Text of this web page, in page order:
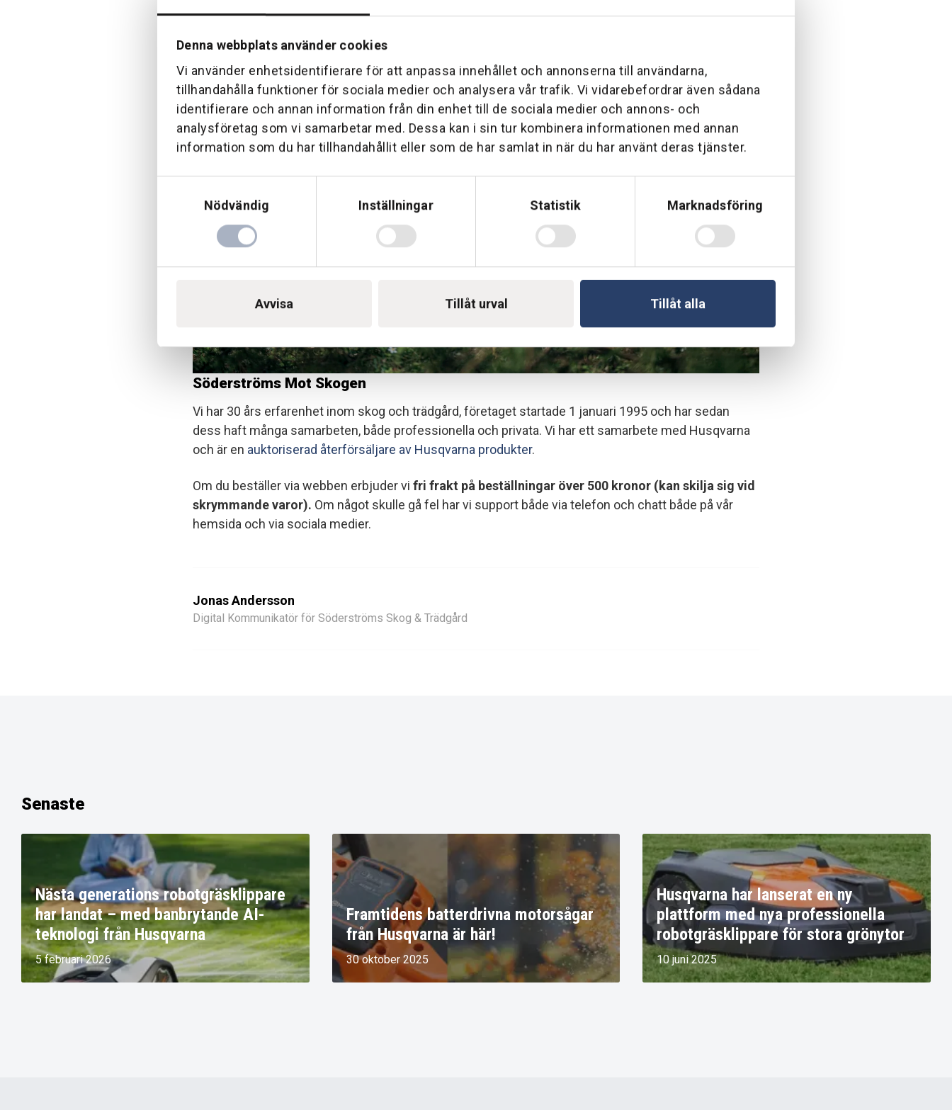
Denna webbplats använder cookies
Vi använder enhetsidentifierare för att anpassa innehållet och annonserna till användarna,
tillhandahålla funktioner för sociala medier och analysera vår trafik. Vi vidarebefordrar även sådana
identifierare och annan information från din enhet till de sociala medier och annons- och
analysföretag som vi samarbetar med. Dessa kan i sin tur kombinera informationen med annan
information som du har tillhandahållit eller som de har samlat in när du har använt deras tjänster.
Nödvändig
Inställningar Statistik Marknadsföring
Avvisa Tillåt urval Tillåt alla
Söderströms Mot Skogen
Vi har 30 års erfarenhet inom skog och trädgård, företaget startade 1 januari 1995 och har sedan
dess haft många samarbeten, både professionella och privata. Vi har ett samarbete med Husqvarna
och är en auktoriserad återförsäljare av Husqvarna produkter.
Om du beställer via webben erbjuder vi fri frakt på beställningar över 500 kronor (kan skilja sig vid
skrymmande varor). Om något skulle gå fel har vi support både via telefon och chatt både på vår
hemsida och via sociala medier.
Jonas Andersson
Digital Kommunikatör för Söderströms Skog & Trädgård
Senaste
Nästa generations robotgräsklippare
har landat – med banbrytande AI-
teknologi från Husqvarna
5 februari 2026
Framtidens batterdrivna motorsågar
från Husqvarna är här!
30 oktober 2025
Husqvarna har lanserat en ny
plattform med nya professionella
robotgräsklippare för stora grönytor
10 juni 2025